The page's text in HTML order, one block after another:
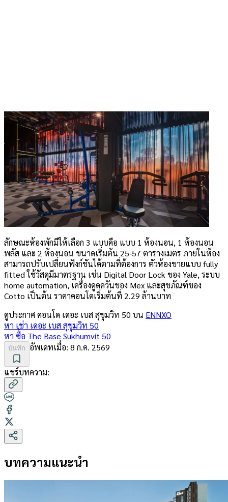
ลักษณะห้องพักมีให้เลือก 3 แบบคือ แบบ 1 ห้องนอน, 1 ห้องนอน
พลัส และ 2 ห้องนอน ขนาดเริ่มต้น 25-57 ตารางเมตร ภายในห้อง
สามารถปรับเปลี่ยนฟังก์ชันได้ตามที่ต้องการ ตัวห้องขายแบบ fully
fitted ใช้วัสดุมีมาตรฐาน เช่น Digital Door Lock ของ Yale, ระบบ
home automation, เครื่องดูดควันของ Mex และสุขภัณฑ์ของ
Cotto เป็นต้น ราคาคอนโดเริ่มต้นที่ 2.29 ล้านบาท
ดูประกาศ คอนโด เดอะ เบส สุขุมวิท 50 บน ENNXO
หา เช่า เดอะ เบส สุขุมวิท 50
หา ซื้อ The Base Sukhumvit 50
บันทึก อัพเดทเมื่อ: 8 ก.ค. 2569
แชร์บทความ:
บทความแนะนำ